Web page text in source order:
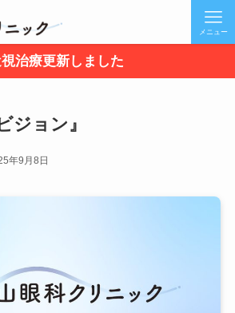
メニュー
治療更新しました
ジョン』
年9月8日